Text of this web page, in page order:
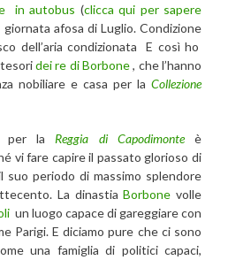
in autobus (clicca qui per sapere
giornata afosa di Luglio. Condizione
dell’aria condizionata E così ho
dei re di Borbone, che l’hanno
nobiliare e casa per la Collezione
per la Reggia di Capodimonteè
vi fare capire il passato glorioso di
suo periodo di massimo splendore
La dinastiaBorbone volle
un luogo capace di gareggiare con
Parigi. E diciamo pure che ci sono
una famiglia di politici capaci,